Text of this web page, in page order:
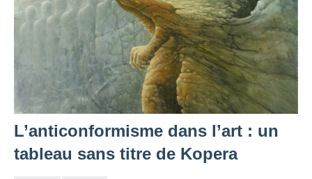
L’anticonformisme dans l’art : un
tableau sans titre de Kopera